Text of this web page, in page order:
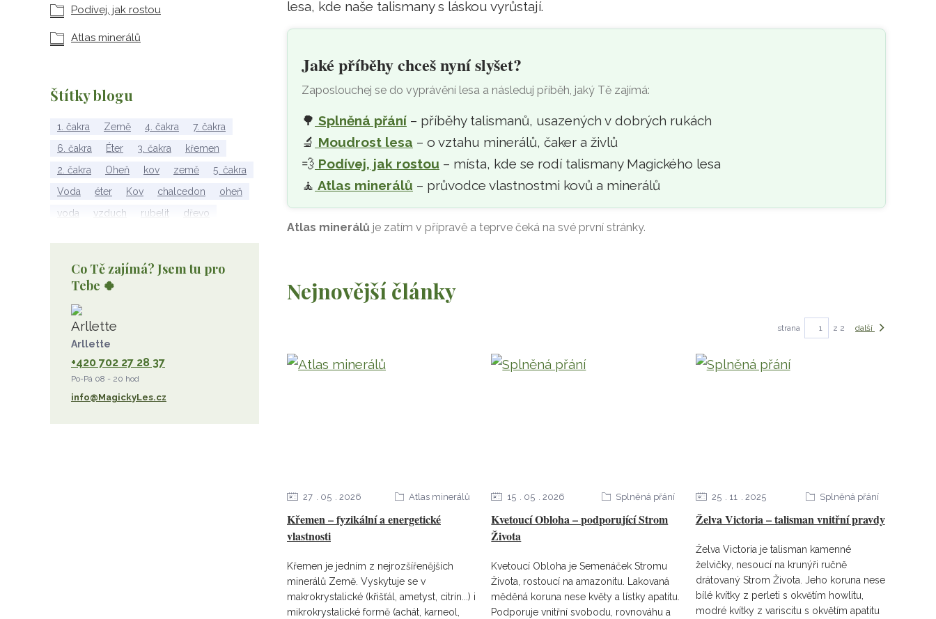
Podívej, jak rostou
Atlas minerálů
Štítky blogu
1. čakra Země 4. čakra
7. čakra
6. čakra
Éter 3. čakra
křemen
2. čakra
Oheň kov země
5. čakra
Voda
éter Kov chalcedon
oheň
voda
vzduch rubelit
dřevo
Strom Života
záhněda
diamant
kunzit
křišťál
olivín
opál
perleť
rodochrozit
Co Tě zajímá? Jsem tu pro
Tebe 🍀
Arllette
+420 702 27 28 37
Po-Pá 08 - 20 hod
info@MagickyLes.cz
lesa, kde naše talismany s láskou vyrůstají.
Jaké příběhy chceš nyní slyšet?
Zaposlouchej se do vyprávění lesa a následuj příběh, jaký Tě zajímá:
🌳 Splněná přání – příběhy talismanů, usazených v dobrých rukách
🔬 Moudrost lesa – o vztahu minerálů, čaker a živlů
💨 Podívej, jak rostou – místa, kde se rodí talismany Magického lesa
🧘‍ Atlas minerálů – průvodce vlastnostmi kovů a minerálů
Atlas minerálů je zatím v přípravě a teprve čeká na své první stránky.
Nejnovější články
strana z 2 další
Křemen – fyzikální a energetické
vlastnosti
27 05 2026 Atlas minerálů
Křemen je jedním z nejrozšířenějších
minerálů Země. Vyskytuje se v
makrokrystalické (křišťál, ametyst, citrín...) i
mikrokrystalické formě (achát, karneol,
Kvetoucí Obloha – podporující Strom
Života
15 05 2026 Splněná přání
Kvetoucí Obloha je Semenáček Stromu
Života, rostoucí na amazonitu. Lakovaná
měděná koruna nese květy a lístky apatitu.
Podporuje vnitřní svobodu, rovnováhu a
Želva Victoria – talisman vnitřní pravdy
25 11 2025 Splněná přání
Želva Victoria je talisman kamenné
želvičky, nesoucí na krunýři ručně
drátovaný Strom Života. Jeho koruna nese
bílé kvítky z perleti s okvětím howlitu,
modré kvítky z variscitu s okvětím apatitu